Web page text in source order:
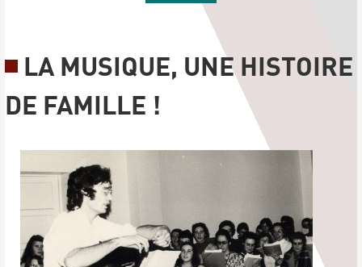
LA MUSIQUE, UNE HISTOIRE
DE FAMILLE !